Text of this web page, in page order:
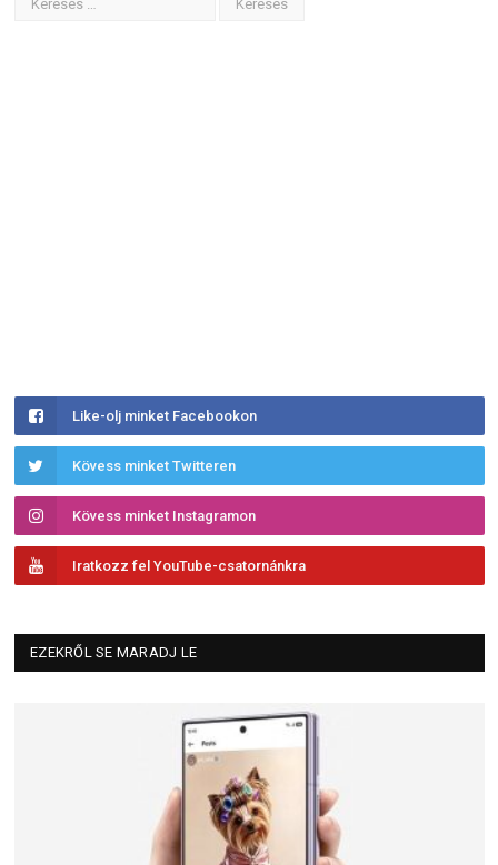
Like-olj minket Facebookon
Kövess minket Twitteren
Kövess minket Instagramon
Iratkozz fel YouTube-csatornánkra
EZEKRŐL SE MARADJ LE